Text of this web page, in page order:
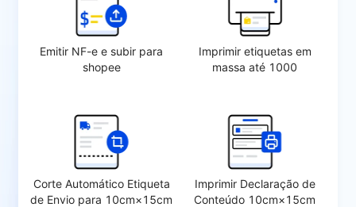
Emitir NF-e e subir para
shopee
Imprimir etiquetas em
massa até 1000
Corte Automático Etiqueta
de Envio para 10cm×15cm
Imprimir Declaração de
Conteúdo 10cm×15cm